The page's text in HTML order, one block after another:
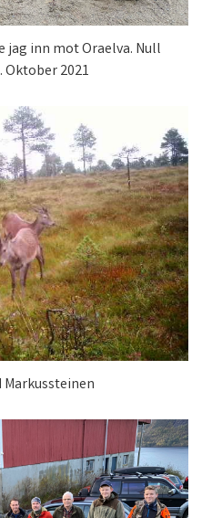
inn mot Oraelva. Null
2021
Markussteinen